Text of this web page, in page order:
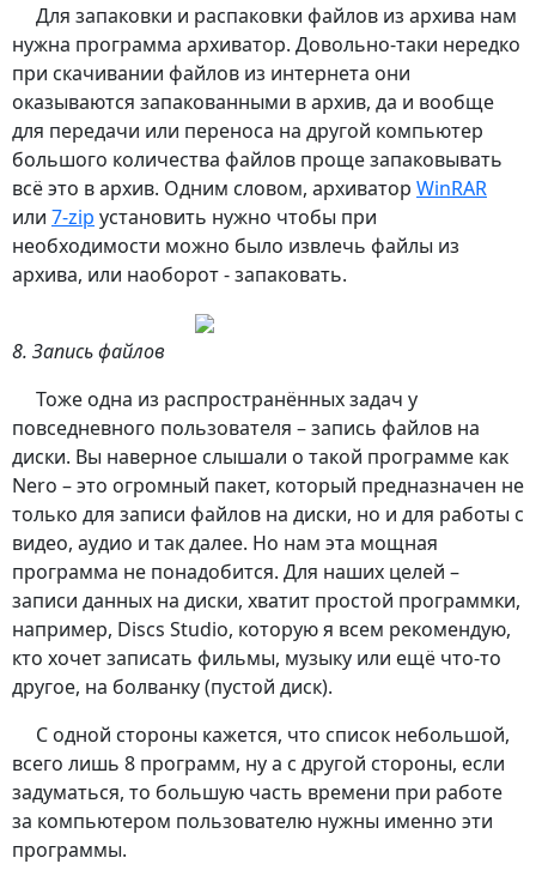
Для запаковки и распаковки файлов из архива нам
нужна программа архиватор. Довольно-таки нередко
при скачивании файлов из интернета они
оказываются запакованными в архив, да и вообще
для передачи или переноса на другой компьютер
большого количества файлов проще запаковывать
всё это в архив. Одним словом, архиватор WinRAR
или 7-zip установить нужно чтобы при
необходимости можно было извлечь файлы из
архива, или наоборот - запаковать.
8. Запись файлов
Тоже одна из распространённых задач у
повседневного пользователя – запись файлов на
диски. Вы наверное слышали о такой программе как
Nero – это огромный пакет, который предназначен не
только для записи файлов на диски, но и для работы с
видео, аудио и так далее. Но нам эта мощная
программа не понадобится. Для наших целей –
записи данных на диски, хватит простой программки,
например, Discs Studio, которую я всем рекомендую,
кто хочет записать фильмы, музыку или ещё что-то
другое, на болванку (пустой диск).
С одной стороны кажется, что список небольшой,
всего лишь 8 программ, ну а с другой стороны, если
задуматься, то большую часть времени при работе
за компьютером пользователю нужны именно эти
программы.